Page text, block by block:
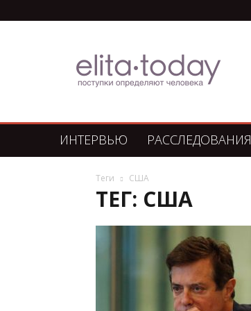
Сегодня
ИНТЕРВЬЮ РАССЛЕДОВАНИЯ
Теги CША
ТЕГ: CША